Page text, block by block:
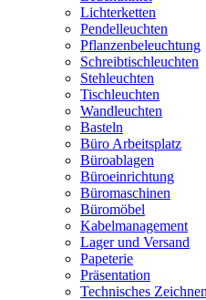
Lichterketten
Pendelleuchten
Pflanzenbeleuchtung
Schreibtischleuchten
Stehleuchten
Tischleuchten
Wandleuchten
Basteln
Büro Arbeitsplatz
Büroablagen
Büroeinrichtung
Büromaschinen
Büromöbel
Kabelmanagement
Lager und Versand
Papeterie
Präsentation
Technisches Zeichnen